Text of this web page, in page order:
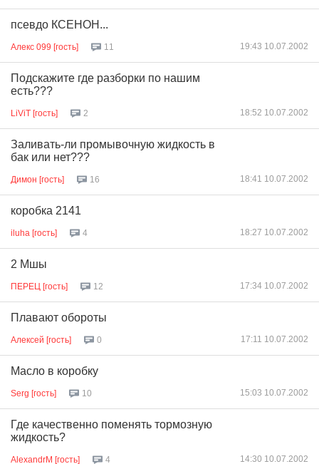
псевдо КСЕНОН...
Алекс 099 [гость] 11 19:43 10.07.2002
Подскажите где разборки по нашим
есть???
LiViT [гость] 2 18:52 10.07.2002
Заливать-ли промывочную жидкость в
бак или нет???
Димон [гость] 16 18:41 10.07.2002
коробка 2141
iluha [гость] 4 18:27 10.07.2002
2 Мшы
ПЕРЕЦ [гость] 12 17:34 10.07.2002
Плавают обороты
Алексей [гость] 0 17:11 10.07.2002
Масло в коробку
Serg [гость] 10 15:03 10.07.2002
Где качественно поменять тормозную
жидкость?
AlexandrM [гость] 4 14:30 10.07.2002